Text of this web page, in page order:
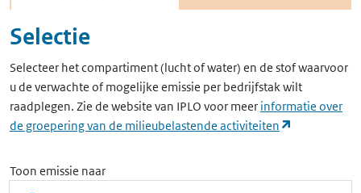
Selectie
Selecteer het compartiment (lucht of water) en de stof waarvoor
u de verwachte of mogelijke emissie per bedrijfstak wilt
raadplegen. Zie de website van IPLO voor meer informatie over
de groepering van de milieubelastende activiteiten
Toon emissie naar